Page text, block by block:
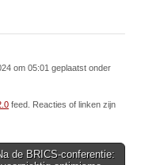
om 05:01 geplaatst onder
feed. Reacties of linken zijn
de BRICS-conferentie: